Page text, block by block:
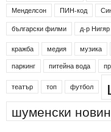
Менделсон
ПИН-код
български филми
д-р
кражба медия музика
паркинг питейна вода
театър топ футбол
шуменски